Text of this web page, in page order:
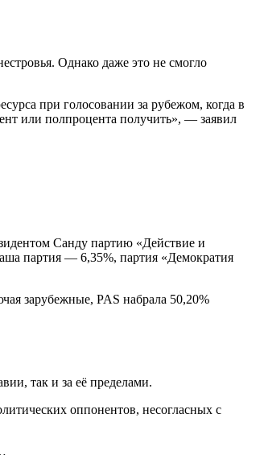
Однако даже это не смогло
при голосовании за рубежом, когда в
или полпроцента получить», — заявил
Санду партию «Действие и
партия — 6,35%, партия «Демократия
зарубежные, PAS набрала 50,20%
так и за её пределами.
оппонентов, несогласных с